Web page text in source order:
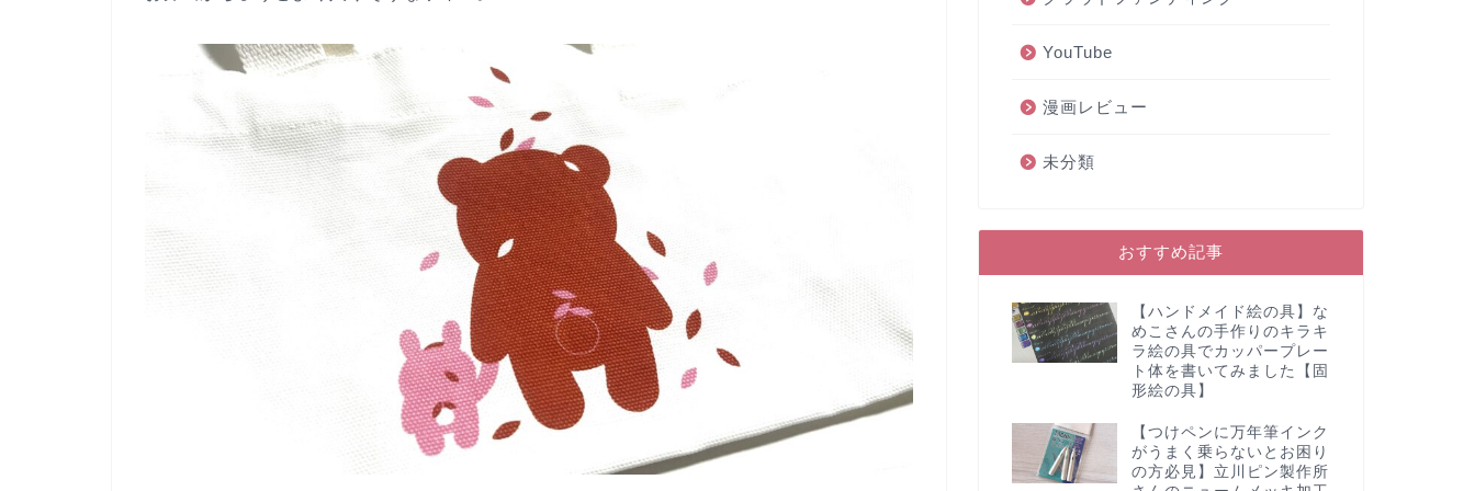
YouTube
漫画レビュー
未分類
おすすめ記事
【ハンドメイド絵の具】な
めこさんの手作りのキラキ
ラ絵の具でカッパープレー
ト体を書いてみました【固
形絵の具】
【つけペンに万年筆インク
がうまく乗らないとお困り
の方必見】立川ピン製作所